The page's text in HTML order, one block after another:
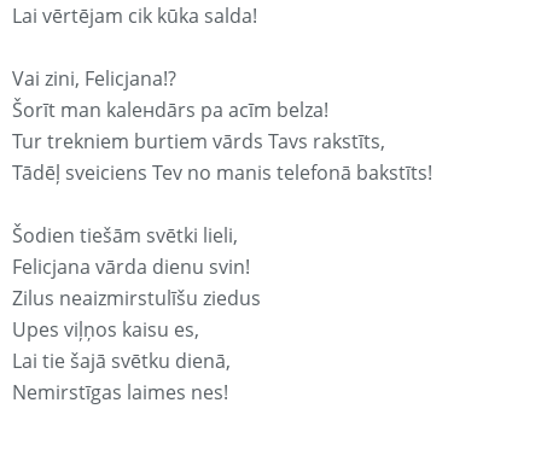
Lai vērtējam cik kūka salda!
Vai zini, Felicjana!?
Šorīt man kaleнdārs pa acīm belza!
Tur trekniem burtiem vārds Tavs rakstīts,
Tādēļ sveiciens Tev no manis telefonā bakstīts!
Šodien tiešām svētki lieli,
Felicjana vārda dienu svin!
Zilus neaizmirstulīšu ziedus
Upes viļņos kaisu es,
Lai tie šajā svētku dienā,
Nemirstīgas laimes nes!